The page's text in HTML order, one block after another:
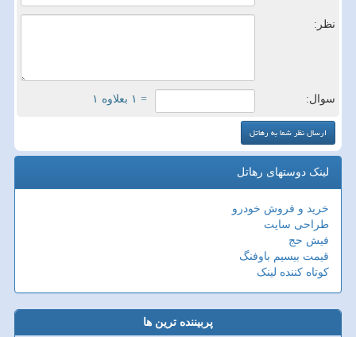
نظر:
سوال: = ۱ بعلاوه ۱
لینک دوستهای رهاتل
خرید و فروش خودرو
طراحی سایت
فیش حج
قیمت بیسیم باوفنگ
کوتاه کننده لینک
پربیننده ترین ها